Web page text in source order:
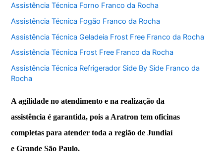
Assistência Técnica Forno Franco da Rocha
Assistência Técnica Fogão Franco da Rocha
Assistência Técnica Geladeia Frost Free Franco da Rocha
Assistência Técnica Frost Free Franco da Rocha
Assistência Técnica Refrigerador Side By Side Franco da
Rocha
A agilidade no atendimento e na realização da
assistência é garantida, pois a Aratron tem oficinas
completas para atender toda a região de Jundiaí
e Grande São Paulo.